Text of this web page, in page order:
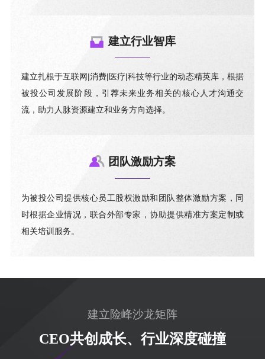
建立行业智库
建立扎根于互联网|消费|医疗|科技等行业的动态精英库，根据
被投公司发展阶段，引荐未来业务相关的核心人才沟通交
流，助力人脉资源建立和业务方向选择。
团队激励方案
为被投公司提供核心员工股权激励和团队整体激励方案，同
时根据企业情况，联合外部专家，协助提供精准方案定制或
相关培训服务。
建立险峰沙龙矩阵
CEO共创成长、行业深度碰撞